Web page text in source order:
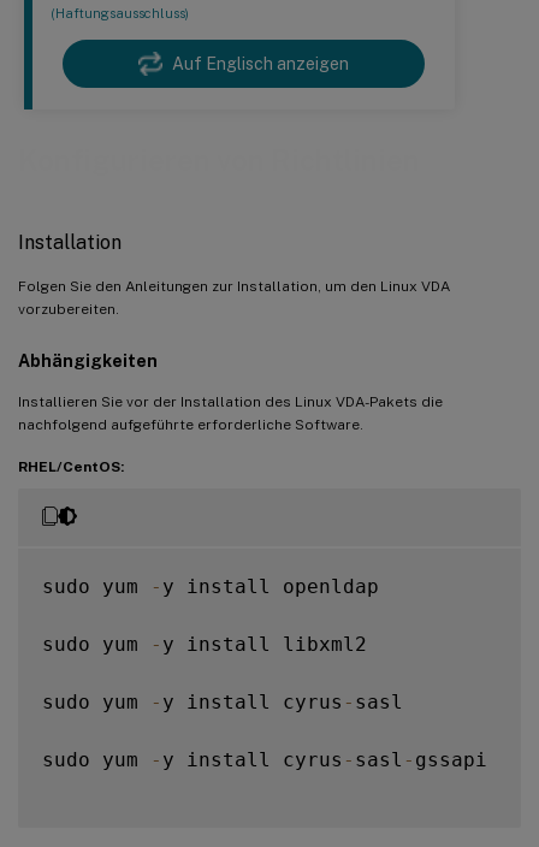
(Haftungsausschluss)
Auf Englisch anzeigen
Installation
Folgen Sie den Anleitungen zur Installation, um den Linux VDA
vorzubereiten.
Abhängigkeiten
Installieren Sie vor der Installation des Linux VDA-Pakets die
nachfolgend aufgeführte erforderliche Software.
RHEL/CentOS:
sudo yum - y install openldap
sudo yum - y install libxml2
sudo yum - y install cyrus - sasl
sudo yum - y install cyrus - sasl - gssapi